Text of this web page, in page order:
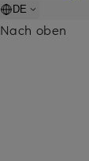
DE
Nach oben